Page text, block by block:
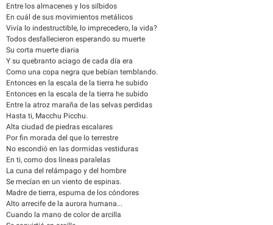
Entre los almacenes y los silbidos
En cuál de sus movimientos metálicos
Vivía lo indestructible, lo imprecedero, la vida?
Todos desfallecieron esperando su muerte
Su corta muerte diaria
Y su quebranto aciago de cada día era
Como una copa negra que bebían temblando.
Entonces en la escala de la tierra he subido
Entonces en la escala de la tierra he subido
Entre la atroz maraña de las selvas perdidas
Hasta ti, Macchu Picchu.
Alta ciudad de piedras escalares
Por fin morada del que lo terrestre
No escondió en las dormidas vestiduras
En ti, como dos líneas paralelas
La cuna del relámpago y del hombre
Se mecían en un viento de espinas.
Madre de tierra, espuma de los cóndores
Alto arrecife de la aurora humana...
Cuando la mano de color de arcilla